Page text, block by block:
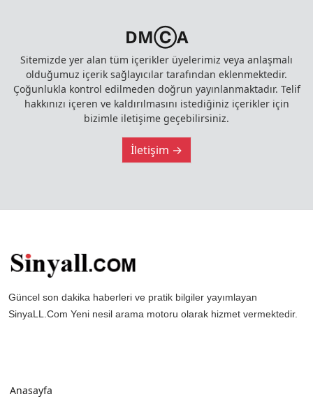
DMⒸA
Sitemizde yer alan tüm içerikler üyelerimiz veya anlaşmalı
olduğumuz içerik sağlayıcılar tarafından eklenmektedir.
Çoğunlukla kontrol edilmeden doğrun yayınlanmaktadır. Telif
hakkınızı içeren ve kaldırılmasını istediğiniz içerikler için
bizimle iletişime geçebilirsiniz.
İletişim →
Güncel son dakika haberleri ve pratik bilgiler yayımlayan
SinyaLL.Com Yeni nesil arama motoru olarak hizmet vermektedir.
Anasayfa